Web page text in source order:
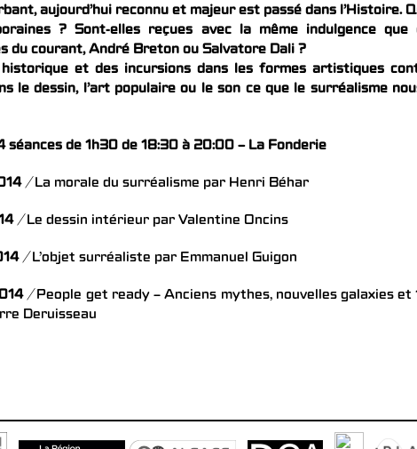
aujourd’hui reconnu et majeur est passé dans l’Histoire.
? Sont-elles reçues avec la même indulgence que
du courant, André Breton ou Salvatore Dali ?
et des incursions dans les formes artistiques
le dessin, l’art populaire ou le son ce que le surréalisme
séances de 1h30 de 18:30 à 20:00 – La Fonderie
/ La morale du surréalisme par Henri Béhar
/ Le dessin intérieur par Valentine Oncins
/ L’objet surréaliste par Emmanuel Guigon
/ People get ready – Anciens mythes, nouvelles galaxies et
Deruisseau